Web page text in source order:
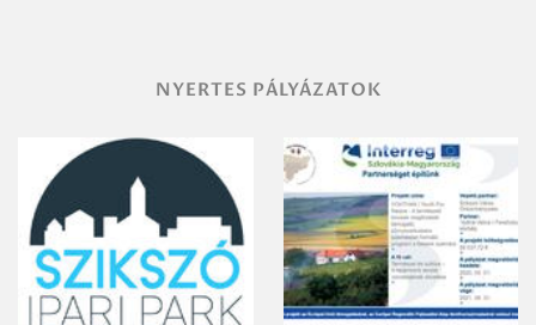
NYERTES PÁLYÁZATOK